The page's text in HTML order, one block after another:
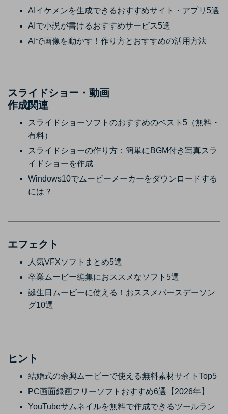
AIイケメンを生成できるおすすめサイト・アプリ5選
AIで小説が書けるおすすめサービス5選
AIで画像を動かす！作り方とおすすめの活用方法
スライドショー・動画
作成関連
スライドショーソフトのおすすめのベスト5（無料・
有料）
スライドショーの作り方：簡単にBGM付き写真スラ
イドショーを作成
Windows10でムービーメーカーをダウンロードする
には？
エフェクト
人気VFXソフトまとめ5選
卒業ムービー編集におススメなソフト5選
誕生日ムービーに使える！おススメバースデーソン
グ10選
ヒント
結婚式の余興ムービーで使える無料素材サイトTop5
PC画面録画フリーソフトおすすめ6選【2026年】
YouTubeサムネイルを無料で作成できるツールラン